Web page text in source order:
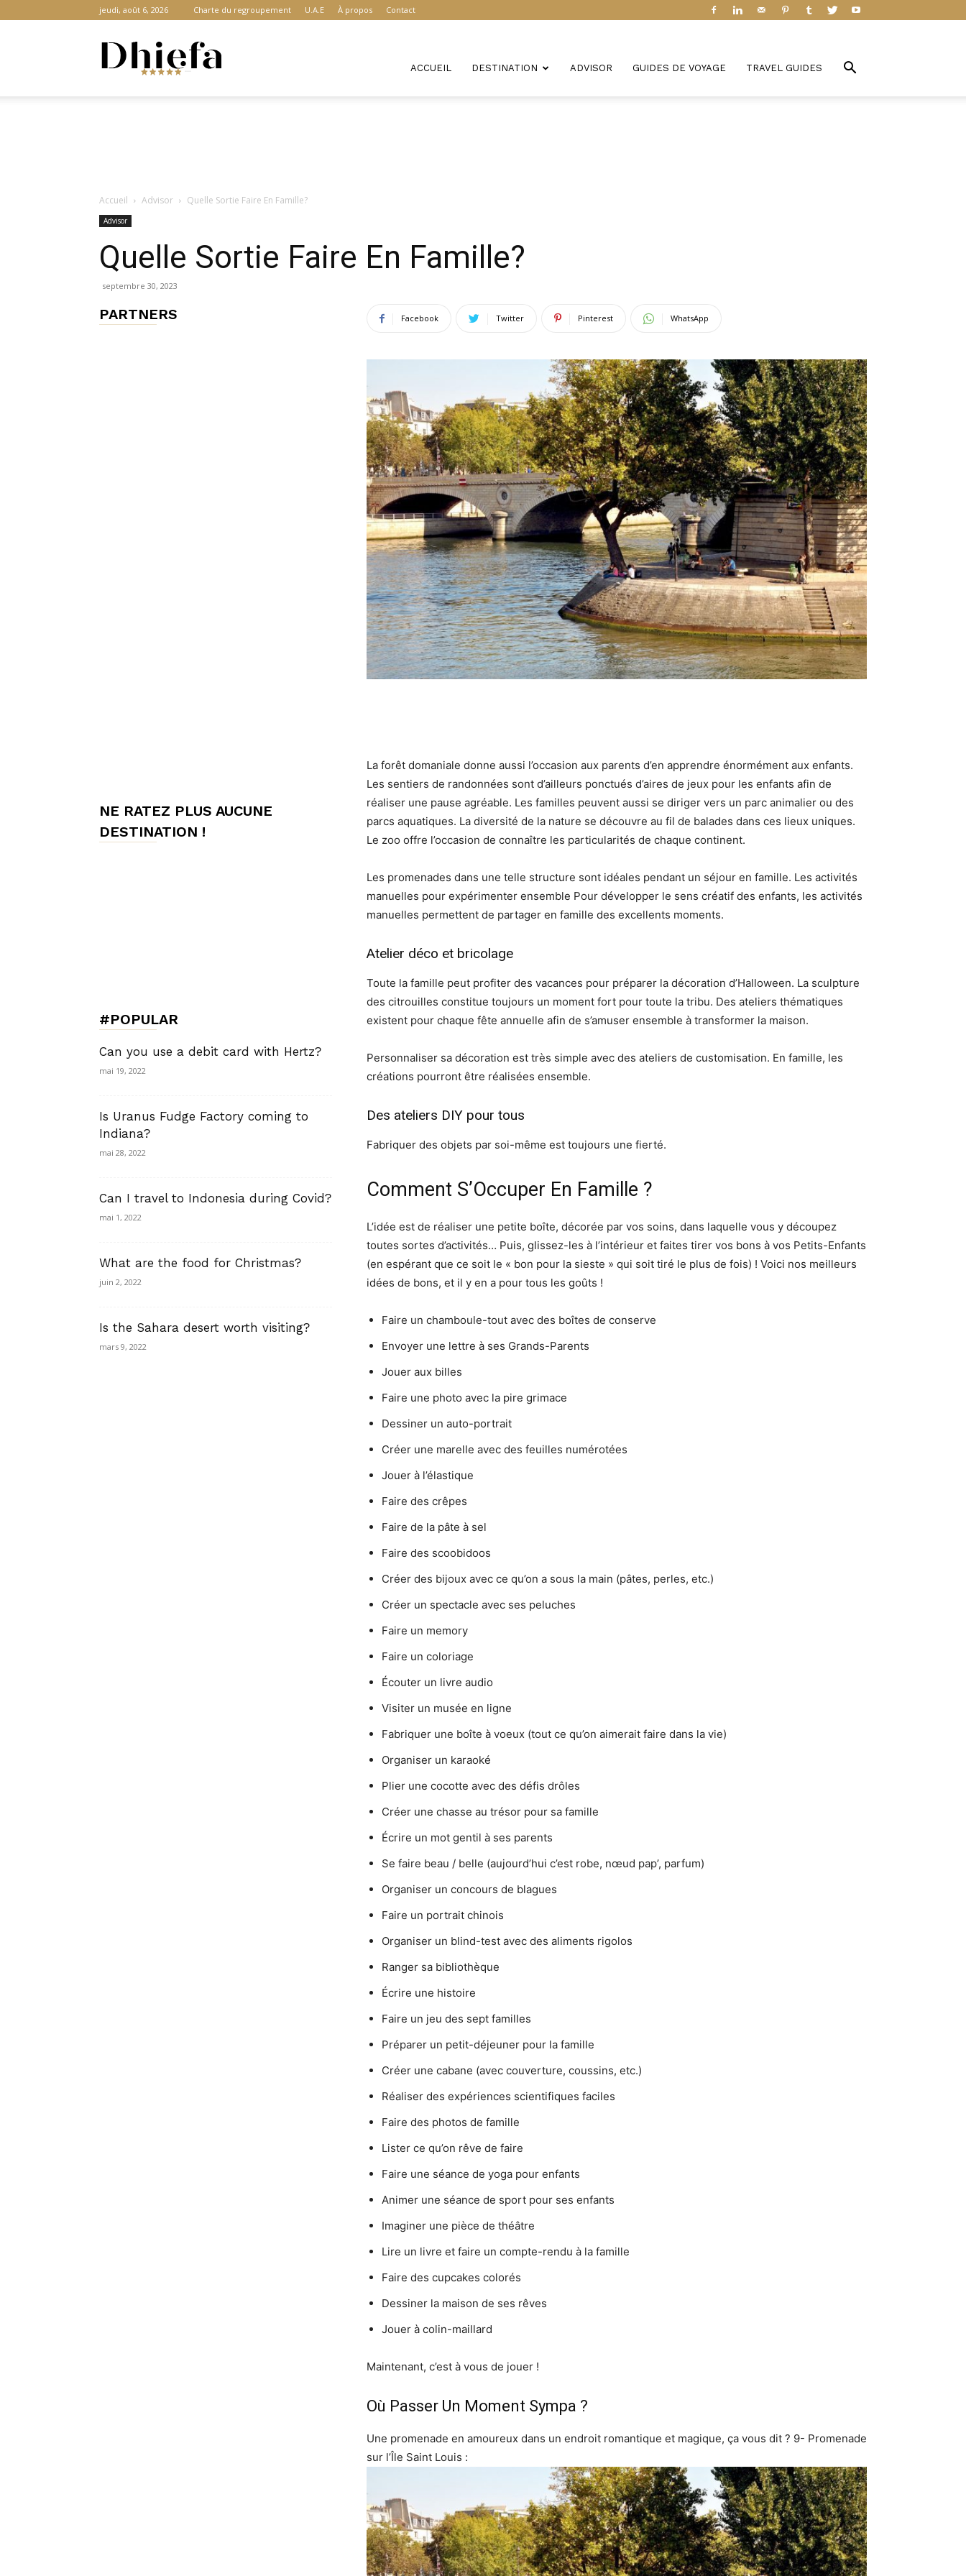
jeudi, août 6, 2026 Charte du regroupement U.A.E À propos Contact
d'hôtes,
Charme,
Luxury
Lifestyle
ACCUEIL DESTINATION ADVISOR GUIDES DE VOYAGE TRAVEL GUIDES
Accueil Advisor Quelle Sortie Faire En Famille?
Advisor
Quelle Sortie Faire En Famille?
septembre 30, 2023
Facebook Twitter Pinterest WhatsApp
La forêt domaniale donne aussi l’occasion aux parents d’en apprendre énormément aux enfants.
Les sentiers de randonnées sont d’ailleurs ponctués d’aires de jeux pour les enfants afin de
réaliser une pause agréable. Les familles peuvent aussi se diriger vers un parc animalier ou des
parcs aquatiques. La diversité de la nature se découvre au fil de balades dans ces lieux uniques.
Le zoo offre l’occasion de connaître les particularités de chaque continent.
Les promenades dans une telle structure sont idéales pendant un séjour en famille. Les activités
manuelles pour expérimenter ensemble Pour développer le sens créatif des enfants, les activités
manuelles permettent de partager en famille des excellents moments.
Atelier déco et bricolage
Toute la famille peut profiter des vacances pour préparer la décoration d’Halloween. La sculpture
des citrouilles constitue toujours un moment fort pour toute la tribu. Des ateliers thématiques
existent pour chaque fête annuelle afin de s’amuser ensemble à transformer la maison.
Personnaliser sa décoration est très simple avec des ateliers de customisation. En famille, les
créations pourront être réalisées ensemble.
Des ateliers DIY pour tous
Fabriquer des objets par soi-même est toujours une fierté.
Comment S’Occuper En Famille ?
L’idée est de réaliser une petite boîte, décorée par vos soins, dans laquelle vous y découpez
toutes sortes d’activités… Puis, glissez-les à l’intérieur et faites tirer vos bons à vos Petits-Enfants
(en espérant que ce soit le « bon pour la sieste » qui soit tiré le plus de fois) ! Voici nos meilleurs
idées de bons, et il y en a pour tous les goûts !
Faire un chamboule-tout avec des boîtes de conserve
Envoyer une lettre à ses Grands-Parents
Jouer aux billes
Faire une photo avec la pire grimace
Dessiner un auto-portrait
Créer une marelle avec des feuilles numérotées
Jouer à l’élastique
Faire des crêpes
Faire de la pâte à sel
Faire des scoobidoos
Créer des bijoux avec ce qu’on a sous la main (pâtes, perles, etc.)
Créer un spectacle avec ses peluches
Faire un memory
Faire un coloriage
Écouter un livre audio
Visiter un musée en ligne
Fabriquer une boîte à voeux (tout ce qu’on aimerait faire dans la vie)
Organiser un karaoké
Plier une cocotte avec des défis drôles
Créer une chasse au trésor pour sa famille
Écrire un mot gentil à ses parents
Se faire beau / belle (aujourd’hui c’est robe, nœud pap’, parfum)
Organiser un concours de blagues
Faire un portrait chinois
Organiser un blind-test avec des aliments rigolos
Ranger sa bibliothèque
Écrire une histoire
Faire un jeu des sept familles
Préparer un petit-déjeuner pour la famille
Créer une cabane (avec couverture, coussins, etc.)
Réaliser des expériences scientifiques faciles
Faire des photos de famille
Lister ce qu’on rêve de faire
Faire une séance de yoga pour enfants
Animer une séance de sport pour ses enfants
Imaginer une pièce de théâtre
Lire un livre et faire un compte-rendu à la famille
Faire des cupcakes colorés
Dessiner la maison de ses rêves
Jouer à colin-maillard
Maintenant, c’est à vous de jouer !
Où Passer Un Moment Sympa ?
Une promenade en amoureux dans un endroit romantique et magique, ça vous dit ? 9- Promenade
sur l’Île Saint Louis :
PARTNERS
NE RATEZ PLUS AUCUNE
DESTINATION !
#POPULAR
Can you use a debit card with Hertz?
mai 19, 2022
Is Uranus Fudge Factory coming to
Indiana?
mai 28, 2022
Can I travel to Indonesia during Covid?
mai 1, 2022
What are the food for Christmas?
juin 2, 2022
Is the Sahara desert worth visiting?
mars 9, 2022